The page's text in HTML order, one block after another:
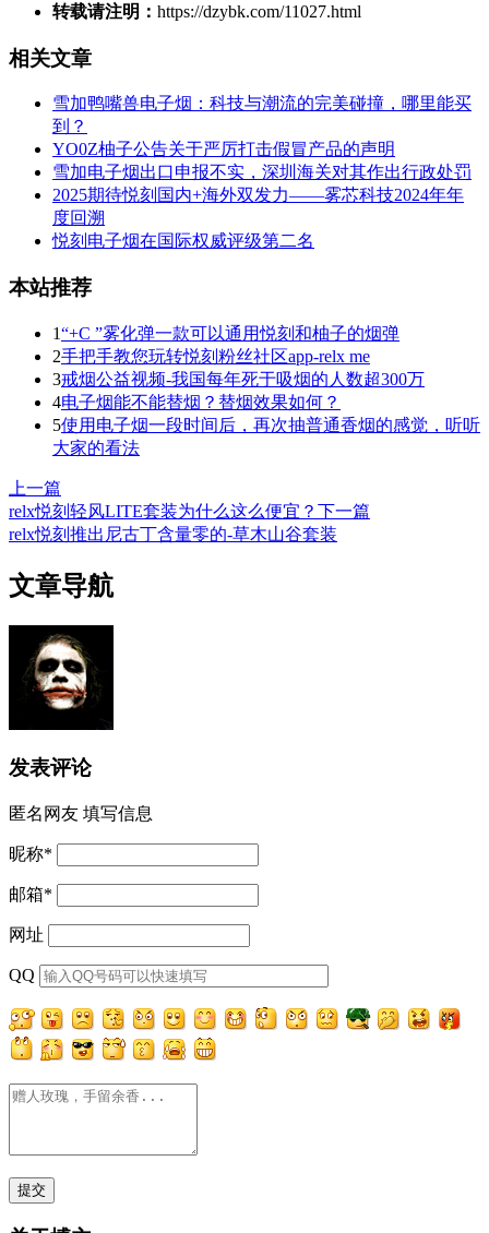
转载请注明： https://dzybk.com/11027.html
相关文章
雪加鸭嘴兽电子烟：科技与潮流的完美碰撞，哪里能买
到？
YO0Z柚子公告关于严厉打击假冒产品的声明
雪加电子烟出口申报不实，深圳海关对其作出行政处罚
2025期待悦刻国内+海外双发力——雾芯科技2024年年
度回溯
悦刻电子烟在国际权威评级第二名
本站推荐
1“+C ”雾化弹一款可以通用悦刻和柚子的烟弹
2手把手教您玩转悦刻粉丝社区app-relx me
3戒烟公益视频-我国每年死于吸烟的人数超300万
4电子烟能不能替烟？替烟效果如何？
5使用电子烟一段时间后，再次抽普通香烟的感觉，听听
大家的看法
上一篇
relx悦刻轻风LITE套装为什么这么便宜？ 下一篇
relx悦刻推出尼古丁含量零的-草木山谷套装
文章导航
发表评论
匿名网友 填写信息
昵称*
邮箱*
网址
QQ